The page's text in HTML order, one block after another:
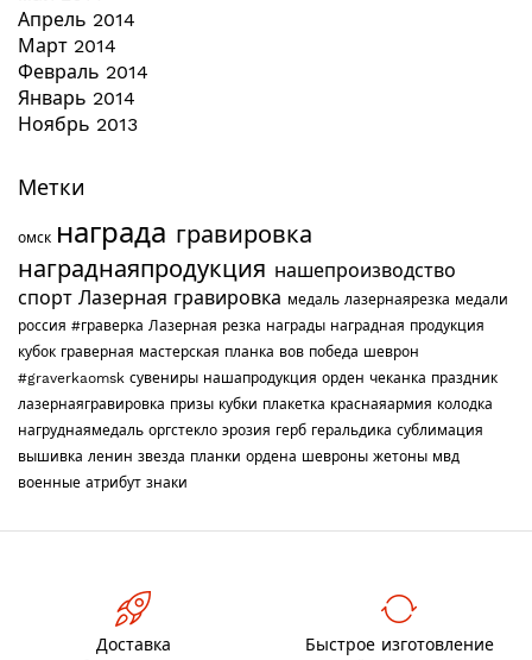
Апрель 2014
Март 2014
Февраль 2014
Январь 2014
Ноябрь 2013
Метки
омск награда гравировка
награднаяпродукция нашепроизводство
спорт Лазерная гравировка медаль лазернаярезка медали
россия #граверка Лазерная резка награды наградная продукция
кубок граверная мастерская планка вов победа шеврон
#graverkaomsk сувениры нашапродукция орден чеканка праздник
лазернаягравировка призы кубки плакетка краснаяармия колодка
нагруднаямедаль оргстекло эрозия герб геральдика сублимация
вышивка ленин звезда планки ордена шевроны жетоны мвд
военные атрибут знаки
Доставка
Быстрое изготовление